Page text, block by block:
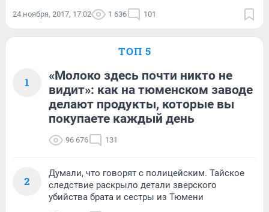
24 ноября, 2017, 17:02 1 636 101
ТОП 5
1
«Молоко здесь почти никто не
видит»: как на тюменском заводе
делают продукты, которые вы
покупаете каждый день
96 676 131
2
Думали, что говорят с полицейским. Тайское
следствие раскрыло детали зверского
убийства брата и сестры из Тюмени